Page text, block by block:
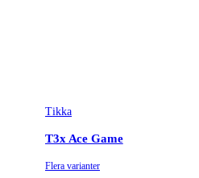
Tikka
T3x Ace Game
Flera varianter